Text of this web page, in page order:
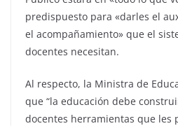
predispuesto para «darles el
el acompañamiento» que el
docentes necesitan.
Al respecto, la Ministra de
que “la educación debe
docentes herramientas que les